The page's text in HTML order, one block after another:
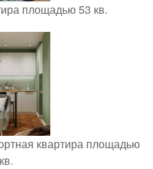
площадью 53 кв.
квартира площадью